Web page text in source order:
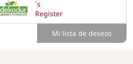
Mi lista de deseos